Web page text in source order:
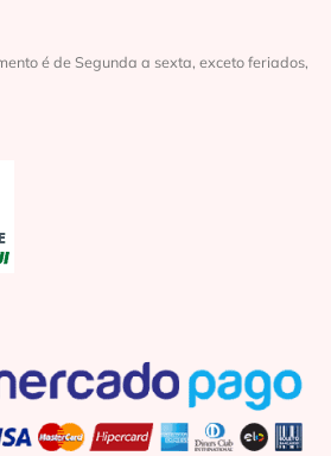
é de Segunda a sexta, exceto feriados,